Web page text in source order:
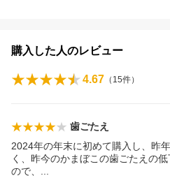
購入した人のレビュー
4.67 （ 15件）
歯ごたえ
2024年の年末に初めて購入し、昨
く、昨今のかまぼこの歯ごたえの
ので